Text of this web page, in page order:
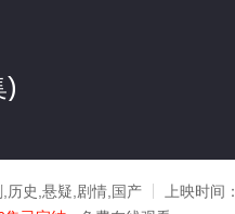
)
,历史,悬疑,剧情,国产 上映时间：